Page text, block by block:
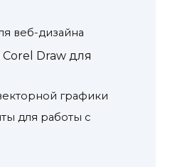
веб-дизайна
Draw для
графики
для работы с